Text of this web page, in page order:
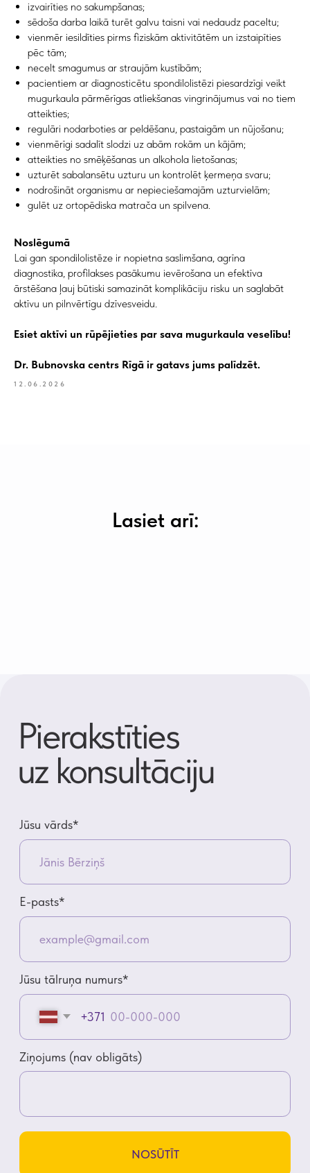
izvairīties no sakumpšanas;
sēdoša darba laikā turēt galvu taisni vai nedaudz paceltu;
vienmēr iesildīties pirms fiziskām aktivitātēm un izstaipīties
pēc tām;
necelt smagumus ar straujām kustībām;
pacientiem ar diagnosticētu spondilolistēzi piesardzīgi veikt
mugurkaula pārmērīgas atliekšanas vingrinājumus vai no tiem
atteikties;
regulāri nodarboties ar peldēšanu, pastaigām un nūjošanu;
vienmērīgi sadalīt slodzi uz abām rokām un kājām;
atteikties no smēķēšanas un alkohola lietošanas;
uzturēt sabalansētu uzturu un kontrolēt ķermeņa svaru;
nodrošināt organismu ar nepieciešamajām uzturvielām;
gulēt uz ortopēdiska matrača un spilvena.
Noslēgumā
Lai gan spondilolistēze ir nopietna saslimšana, agrīna
diagnostika, profilakses pasākumu ievērošana un efektīva
ārstēšana ļauj būtiski samazināt komplikāciju risku un saglabāt
aktīvu un pilnvērtīgu dzīvesveidu.
Esiet aktīvi un rūpējieties par sava mugurkaula veselību!
Dr. Bubnovska centrs Rīgā ir gatavs jums palīdzēt.
12.06.2026
Lasiet arī:
Rīga, Latvija
Tālrunis
+371 23 271 732
info@bubnovsky.lv
Kā nokļūt
P–Pk : 8.00–22.00
S : 9.00–18.00
SIA "KINEZIS", Reģ. numurs
Medicīnas iestādes kods 010001956
centrs
Dr. Bubnovska centrs Rīgā
Pakalpojuma sniegšanas noteikumi
Konfidencialitātes politika